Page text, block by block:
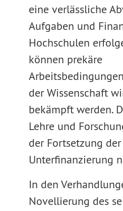
eine verlässliche
Aufgaben und
Hochschulen
können prekäre
der Wissenschaft
bekämpft werden.
Lehre und
der Fortsetzung
Unterfinanzierung
In den
Novellierung des